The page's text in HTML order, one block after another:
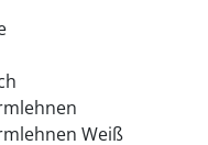
Weiß